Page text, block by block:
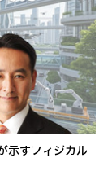
示すフィジカル